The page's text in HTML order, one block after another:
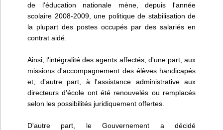
de l'éducation nationale mène, depuis l'année
scolaire 2008-2009, une politique de stabilisation de
la plupart des postes occupés par des salariés en
contrat aidé.
Ainsi, l'intégralité des agents affectés, d'une part, aux
missions d'accompagnement des élèves handicapés
et, d'autre part, à l'assistance administrative aux
directeurs d'école ont été renouvelés ou remplacés
selon les possibilités juridiquement offertes.
D'autre part, le Gouvernement a décidé